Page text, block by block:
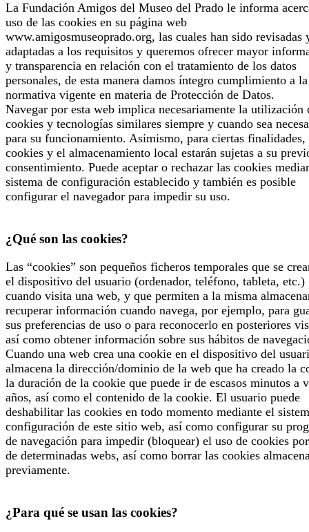
La Fundación Amigos del Museo del Prado le informa
uso de las cookies en su página web
www.amigosmuseoprado.org, las cuales han sido revisadas
adaptadas a los requisitos y queremos ofrecer mayor
y transparencia en relación con el tratamiento de los datos
personales, de esta manera damos íntegro cumplimiento a la
normativa vigente en materia de Protección de Datos.
Navegar por esta web implica necesariamente la utilización
cookies y tecnologías similares siempre y cuando sea
para su funcionamiento. Asimismo, para ciertas finalidades,
cookies y el almacenamiento local estarán sujetas a su
consentimiento. Puede aceptar o rechazar las cookies
sistema de configuración establecido y también es posible
configurar el navegador para impedir su uso.
¿Qué son las cookies?
Las “cookies” son pequeños ficheros temporales que se
el dispositivo del usuario (ordenador, teléfono, tableta, etc.)
cuando visita una web, y que permiten a la misma
recuperar información cuando navega, por ejemplo, para
sus preferencias de uso o para reconocerlo en posteriores
así como obtener información sobre sus hábitos de
Cuando una web crea una cookie en el dispositivo del
almacena la dirección/dominio de la web que ha creado la
la duración de la cookie que puede ir de escasos minutos a
años, así como el contenido de la cookie. El usuario puede
deshabilitar las cookies en todo momento mediante el
configuración de este sitio web, así como configurar su
de navegación para impedir (bloquear) el uso de cookies
de determinadas webs, así como borrar las cookies
previamente.
¿Para qué se usan las cookies?